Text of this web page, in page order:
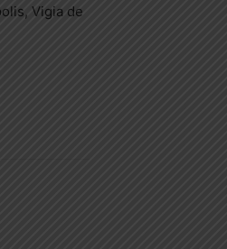
Vigia de